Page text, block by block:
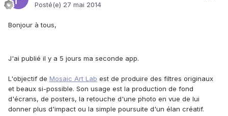
Posté(e) 27 mai 2014
Bonjour à tous,
J'ai publié il y a 5 jours ma seconde app.
L'objectif de Mosaic Art Lab est de produire des filtres originaux
et beaux si-possible. Son usage est la production de fond
d'écrans, de posters, la retouche d'une photo en vue de lui
donner plus d'impact ou la simple poursuite d'un élan créatif.